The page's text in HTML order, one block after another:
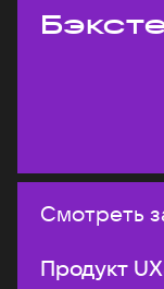
Смотреть
Продукт